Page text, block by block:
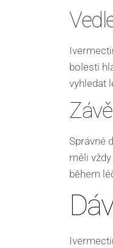
bolesti
vyhledat
Správné
měli
během